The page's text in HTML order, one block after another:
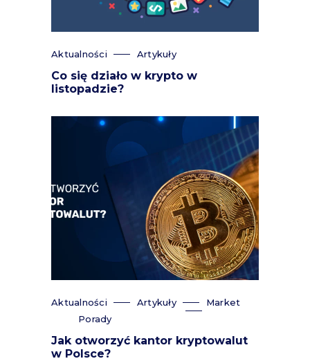
Aktualności Artykuły
Co się działo w krypto w
listopadzie?
Aktualności Artykuły
Market
Porady
Jak otworzyć kantor kryptowalut
w Polsce?